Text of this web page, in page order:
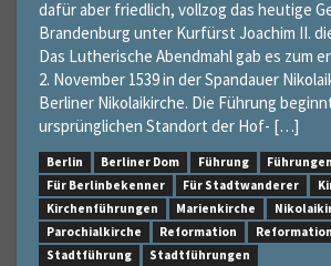
dafür aber friedlich, vollzog das heutige
Brandenburg unter Kurfürst Joachim II.
Das Lutherische Abendmahl gab es zum
2. November 1539 in der Spandauer
Berliner Nikolaikirche. Die Führung
ursprünglichen Standort der Hof- […]
Berlin Berliner Dom Führung
Führungen
Für Berlinbekenner
Für Stadtwanderer
Kirchenführungen
Marienkirche
Parochialkirche
Reformation
Stadtführung
Stadtführungen